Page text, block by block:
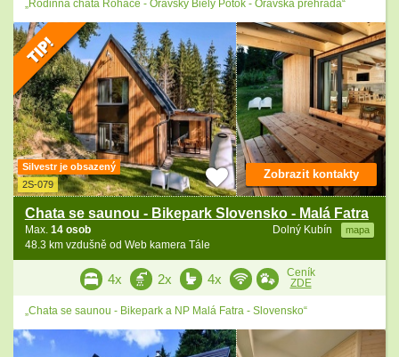
„Rodinná chata Roháče - Oravský Biely Potok - Oravská přehrada“
Silvestr je obsazený
2S-079
Chata se saunou - Bikepark Slovensko - Malá Fatra
Dolný Kubín mapa
Max. 14 osob
48.3 km vzdušně od Web kamera Tále
Zobrazit kontakty
4x 2x 4x
Ceník
ZDE
„Chata se saunou - Bikepark a NP Malá Fatra - Slovensko“